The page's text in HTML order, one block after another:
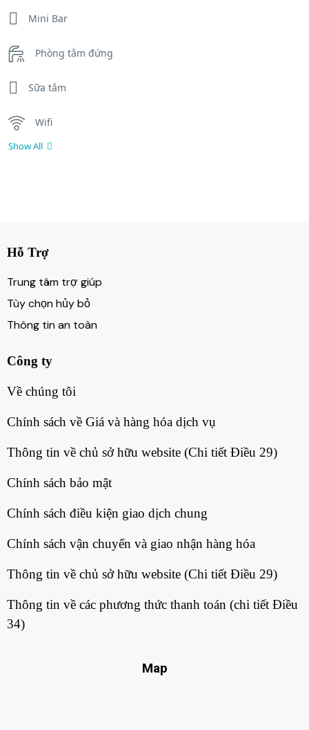
Mini Bar
Phòng tắm đứng
Sữa tắm
Wifi
Show All
Hỗ Trợ
Trung tâm trợ giúp
Tùy chọn hủy bỏ
Thông tin an toàn
Công ty
Về chúng tôi​
Chính sách về Giá và hàng hóa dịch vụ​
Thông tin về chủ sở hữu website (Chi tiết Điều 29)​
Chính sách bảo mật​
Chính sách điều kiện giao dịch chung​
Chính sách vận chuyển và giao nhận hàng hóa​
Thông tin về chủ sở hữu website (Chi tiết Điều 29)​
Thông tin về các phương thức thanh toán (chi tiết Điều
34)​
Map